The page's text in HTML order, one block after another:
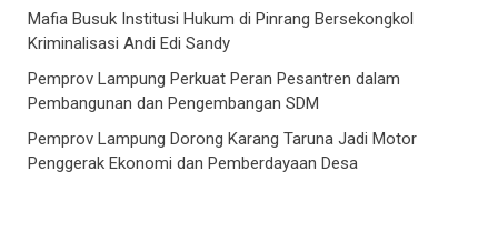
Mafia Busuk Institusi Hukum di Pinrang Bersekongkol
Kriminalisasi Andi Edi Sandy
Pemprov Lampung Perkuat Peran Pesantren dalam
Pembangunan dan Pengembangan SDM
Pemprov Lampung Dorong Karang Taruna Jadi Motor
Penggerak Ekonomi dan Pemberdayaan Desa